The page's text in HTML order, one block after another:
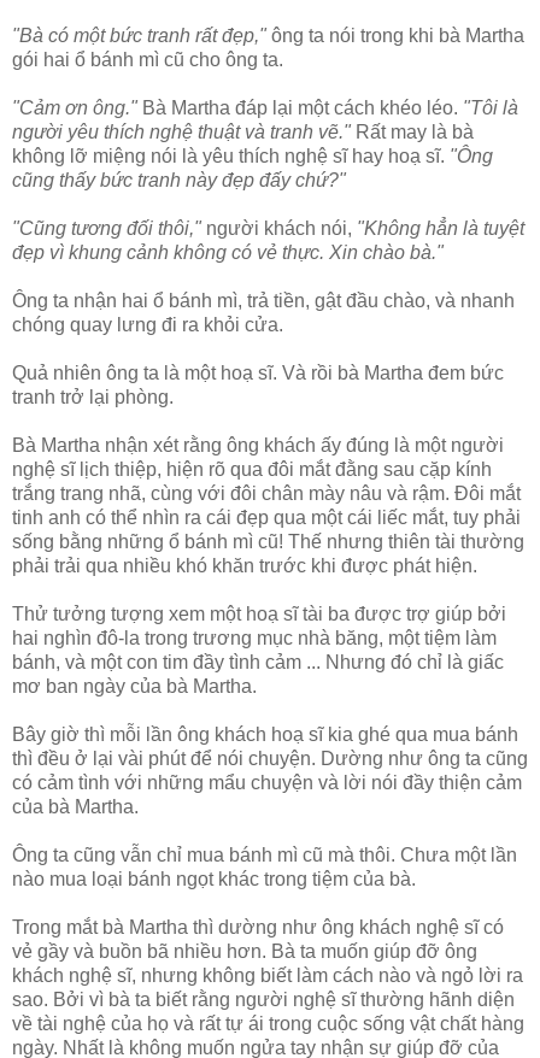
"Bà có một bức tranh rất đẹp," ông ta nói trong khi bà Martha
gói hai ổ bánh mì cũ cho ông ta.
"Cảm ơn ông." Bà Martha đáp lại một cách khéo léo. "Tôi là
người yêu thích nghệ thuật và tranh vẽ." Rất may là bà
không lỡ miệng nói là yêu thích nghệ sĩ hay hoạ sĩ. "Ông
cũng thấy bức tranh này đẹp đấy chứ?"
"Cũng tương đối thôi," người khách nói, "Không hẳn là tuyệt
đẹp vì khung cảnh không có vẻ thực. Xin chào bà."
Ông ta nhận hai ổ bánh mì, trả tiền, gật đầu chào, và nhanh
chóng quay lưng đi ra khỏi cửa.
Quả nhiên ông ta là một hoạ sĩ. Và rồi bà Martha đem bức
tranh trở lại phòng.
Bà Martha nhận xét rằng ông khách ấy đúng là một người
nghệ sĩ lịch thiệp, hiện rõ qua đôi mắt đằng sau cặp kính
trắng trang nhã, cùng với đôi chân mày nâu và rậm. Đôi mắt
tinh anh có thể nhìn ra cái đẹp qua một cái liếc mắt, tuy phải
sống bằng những ổ bánh mì cũ! Thế nhưng thiên tài thường
phải trải qua nhiều khó khăn trước khi được phát hiện.
Thử tưởng tượng xem một hoạ sĩ tài ba được trợ giúp bởi
hai nghìn đô-la trong trương mục nhà băng, một tiệm làm
bánh, và một con tim đầy tình cảm ... Nhưng đó chỉ là giấc
mơ ban ngày của bà Martha.
Bây giờ thì mỗi lần ông khách hoạ sĩ kia ghé qua mua bánh
thì đều ở lại vài phút để nói chuyện. Dường như ông ta cũng
có cảm tình với những mẩu chuyện và lời nói đầy thiện cảm
của bà Martha.
Ông ta cũng vẫn chỉ mua bánh mì cũ mà thôi. Chưa một lần
nào mua loại bánh ngọt khác trong tiệm của bà.
Trong mắt bà Martha thì dường như ông khách nghệ sĩ có
vẻ gầy và buồn bã nhiều hơn. Bà ta muốn giúp đỡ ông
khách nghệ sĩ, nhưng không biết làm cách nào và ngỏ lời ra
sao. Bởi vì bà ta biết rằng người nghệ sĩ thường hãnh diện
về tài nghệ của họ và rất tự ái trong cuộc sống vật chất hàng
ngày. Nhất là không muốn ngửa tay nhận sự giúp đỡ của